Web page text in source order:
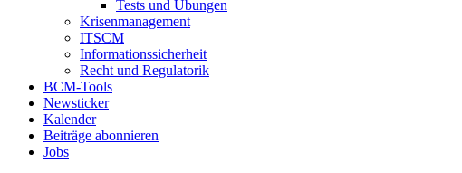
Tests und Übungen
Krisenmanagement
ITSCM
Informationssicherheit
Recht und Regulatorik
BCM-Tools
Newsticker
Kalender
Beiträge abonnieren
Jobs